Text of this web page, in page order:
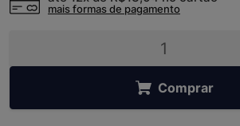
mais formas de pagamento
Comprar